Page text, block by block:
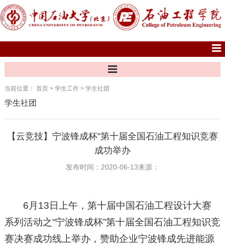
当前位置： 首页> 学生工作> 学生社团
学生社团
【云竞技】宁波锋成杯”第十届全国石油工程知识竞赛
成功举办
发布时间：2020-06-13来源：
6月13日上午，第十届中国石油工程设计大赛
系列活动之“宁波锋成杯”第十届全国石油工程知识竞
赛决赛成功线上举办，赞助企业宁波锋成先进能源